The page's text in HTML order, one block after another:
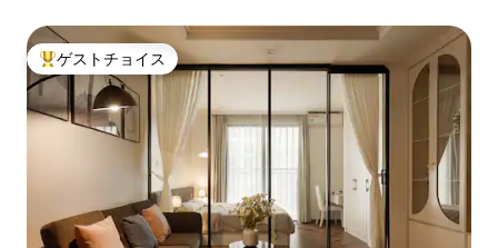
大好評のゲストチョイスです。
ゲストチョイス